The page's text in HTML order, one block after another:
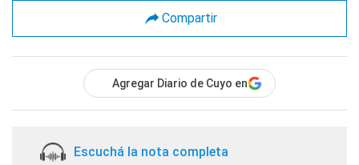
Compartir
Agregar Diario de Cuyo en
Escuchá la nota completa